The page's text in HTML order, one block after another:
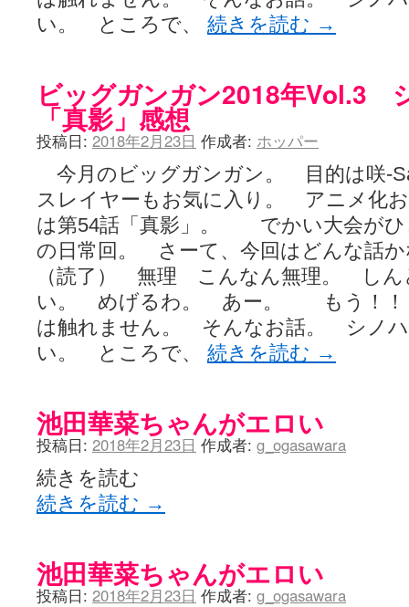
い。 ところで、 続きを読む →
ビッグガンガン2018年Vol.3
「真影」感想
投稿日: 2018年2月23日 作成者: ホッパー
今月のビッグガンガン。 目的は咲-
スレイヤーもお気に入り。 アニメ化
は第54話「真影」。 でかい大会がひ
の日常回。 さーて、今回はどんな話
（読了） 無理 こんなん無理。 し
い。 めげるわ。 あー。 もう！！
は触れません。 そんなお話。 シノ
い。 ところで、 続きを読む →
池田華菜ちゃんがエロい
投稿日: 2018年2月23日 作成者: g_ogasawara
続きを読む
続きを読む →
池田華菜ちゃんがエロい
投稿日: 2018年2月23日 作成者: g_ogasawara